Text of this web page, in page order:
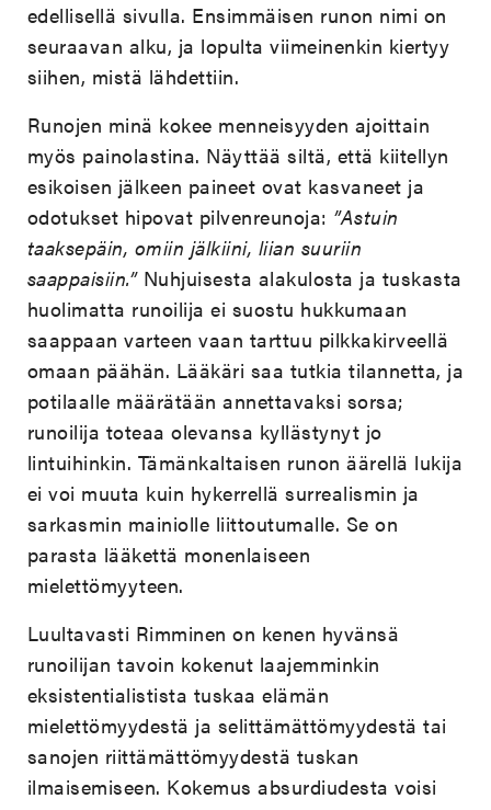
edellisellä sivulla. Ensimmäisen runon nimi on
seuraavan alku, ja lopulta viimeinenkin kiertyy
siihen, mistä lähdettiin.
Runojen minä kokee menneisyyden ajoittain
myös painolastina. Näyttää siltä, että kiitellyn
esikoisen jälkeen paineet ovat kasvaneet ja
odotukset hipovat pilvenreunoja: ”Astuin
taaksepäin, omiin jälkiini, liian suuriin
saappaisiin.”Nuhjuisesta alakulosta ja tuskasta
huolimatta runoilija ei suostu hukkumaan
saappaan varteen vaan tarttuu pilkkakirveellä
omaan päähän. Lääkäri saa tutkia tilannetta, ja
potilaalle määrätään annettavaksi sorsa;
runoilija toteaa olevansa kyllästynyt jo
lintuihinkin. Tämänkaltaisen runon äärellä lukija
ei voi muuta kuin hykerrellä surrealismin ja
sarkasmin mainiolle liittoutumalle. Se on
parasta lääkettä monenlaiseen
mielettömyyteen.
Luultavasti Rimminen on kenen hyvänsä
runoilijan tavoin kokenut laajemminkin
eksistentialistista tuskaa elämän
mielettömyydestä ja selittämättömyydestä tai
sanojen riittämättömyydestä tuskan
ilmaisemiseen. Kokemus absurdiudesta voisi